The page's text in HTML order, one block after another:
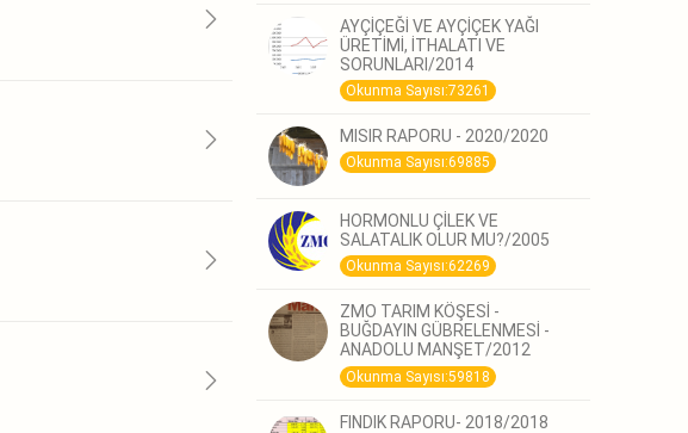
AYÇİÇEĞİ VE AYÇİÇEK YAĞI
ÜRETİMİ, İTHALATI VE
SORUNLARI/2014
Okunma Sayısı:73261
MISIR RAPORU - 2020/2020
Okunma Sayısı:69885
HORMONLU ÇİLEK VE
SALATALIK OLUR MU?/2005
Okunma Sayısı:62269
ZMO TARIM KÖŞESİ -
BUĞDAYIN GÜBRELENMESİ -
ANADOLU MANŞET/2012
Okunma Sayısı:59818
FINDIK RAPORU- 2018/2018